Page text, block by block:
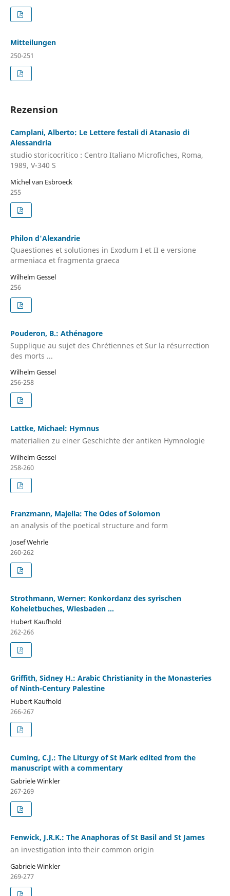
Mitteilungen
250-251
Rezension
Camplani, Alberto: Le Lettere festali di Atanasio di
Alessandria
studio storicocritico : Centro Italiano Microfiches, Roma,
1989, V-340 S
Michel van Esbroeck
255
Philon d'Alexandrie
Quaestiones et solutiones in Exodum I et II e versione
armeniaca et fragmenta graeca
Wilhelm Gessel
256
Pouderon, B.: Athénagore
Supplique au sujet des Chrétiennes et Sur la résurrection
des morts ...
Wilhelm Gessel
256-258
Lattke, Michael: Hymnus
materialien zu einer Geschichte der antiken Hymnologie
Wilhelm Gessel
258-260
Franzmann, Majella: The Odes of Solomon
an analysis of the poetical structure and form
Josef Wehrle
260-262
Strothmann, Werner: Konkordanz des syrischen
Koheletbuches, Wiesbaden ...
Hubert Kaufhold
262-266
Griffith, Sidney H.: Arabic Christianity in the Monasteries
of Ninth-Century Palestine
Hubert Kaufhold
266-267
Cuming, C.J.: The Liturgy of St Mark edited from the
manuscript with a commentary
Gabriele Winkler
267-269
Fenwick, J.R.K.: The Anaphoras of St Basil and St James
an investigation into their common origin
Gabriele Winkler
269-277